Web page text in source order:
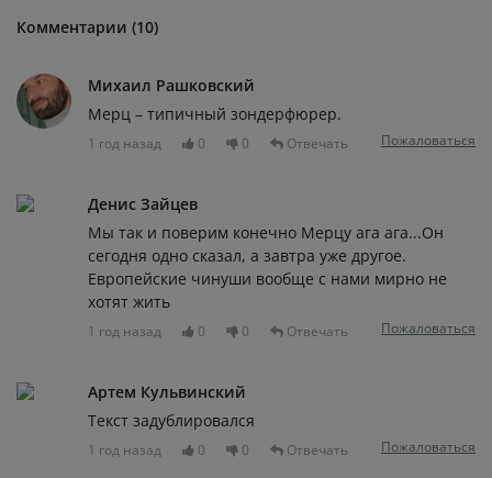
Комментарии (10)
Михаил Рашковский
Мерц – типичный зондерфюрер.
1 год назад 0 0 Отвечать Пожаловаться
Денис Зайцев
Мы так и поверим конечно Мерцу ага ага...Он
сегодня одно сказал, а завтра уже другое.
Европейские чинуши вообще с нами мирно не
хотят жить
1 год назад 0 0 Отвечать Пожаловаться
Артем Кульвинский
Текст задублировался
1 год назад 0 0 Отвечать Пожаловаться